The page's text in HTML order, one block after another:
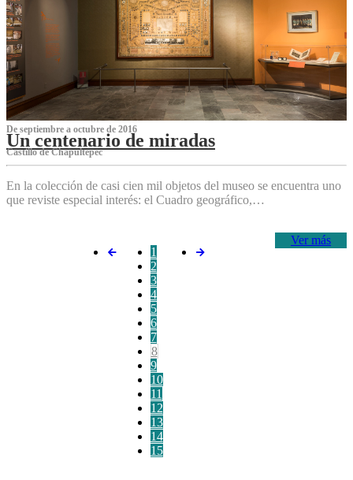
De septiembre a octubre de 2016
Un centenario de miradas
Castillo de Chapultepec
En la colección de casi cien mil objetos del museo se encuentra uno
que reviste especial interés: el Cuadro geográfico,…
Ver más
1
2
3
4
5
6
7
8
9
10
11
12
13
14
15